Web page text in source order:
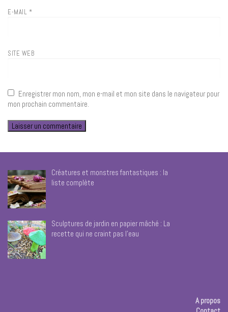
E-MAIL *
SITE WEB
Enregistrer mon nom, mon e-mail et mon site dans le navigateur pour
mon prochain commentaire.
Créatures et monstres fantastiques : la
liste complète
Sculptures de jardin en papier mâché : La
recette qui ne craint pas l’eau
A propos